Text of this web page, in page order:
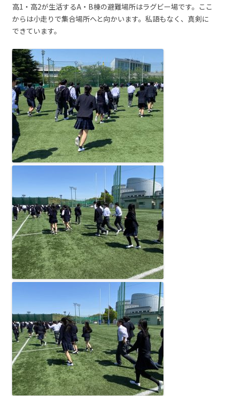
高1・高2が生活するA・B棟の避難場所はラグビー場です。ここ
からは小走りで集合場所へと向かいます。私語もなく、真剣に
できています。